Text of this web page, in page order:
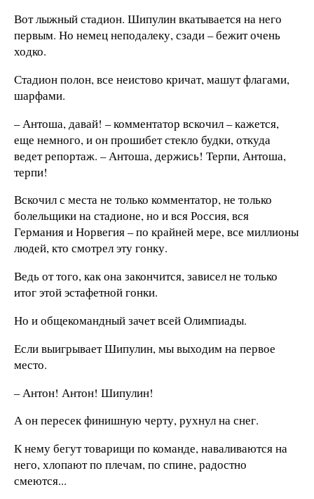
Вот лыжный стадион. Шипулин вкатывается на него
первым. Но немец неподалеку, сзади – бежит очень
ходко.
Стадион полон, все неистово кричат, машут флагами,
шарфами.
– Антоша, давай! – комментатор вскочил – кажется,
еще немного, и он прошибет стекло будки, откуда
ведет репортаж. – Антоша, держись! Терпи, Антоша,
терпи!
Вскочил с места не только комментатор, не только
болельщики на стадионе, но и вся Россия, вся
Германия и Норвегия – по крайней мере, все миллионы
людей, кто смотрел эту гонку.
Ведь от того, как она закончится, зависел не только
итог этой эстафетной гонки.
Но и общекомандный зачет всей Олимпиады.
Если выигрывает Шипулин, мы выходим на первое
место.
– Антон! Антон! Шипулин!
А он пересек финишную черту, рухнул на снег.
К нему бегут товарищи по команде, наваливаются на
него, хлопают по плечам, по спине, радостно
смеются...